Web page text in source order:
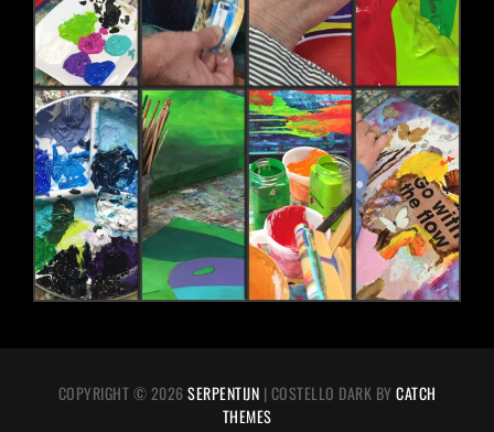
COPYRIGHT © 2026SERPENTIJN |COSTELLO DARK BY CATCH
THEMES